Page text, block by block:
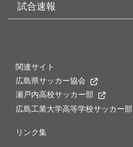
試合速報
関連サイト
広島県サッカー協会
瀬戸内高校サッカー部
広島工業大学高等学校サッカー部
リンク集